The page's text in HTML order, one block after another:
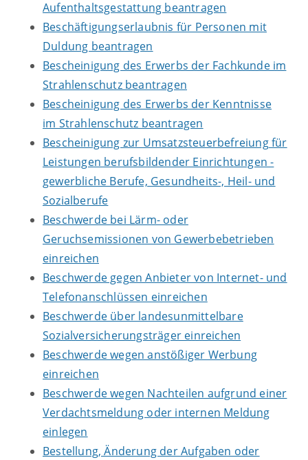
Aufenthaltsgestattung beantragen
Beschäftigungserlaubnis für Personen mit
Duldung beantragen
Bescheinigung des Erwerbs der Fachkunde im
Strahlenschutz beantragen
Bescheinigung des Erwerbs der Kenntnisse
im Strahlenschutz beantragen
Bescheinigung zur Umsatzsteuerbefreiung für
Leistungen berufsbildender Einrichtungen -
gewerbliche Berufe, Gesundheits-, Heil- und
Sozialberufe
Beschwerde bei Lärm- oder
Geruchsemissionen von Gewerbebetrieben
einreichen
Beschwerde gegen Anbieter von Internet- und
Telefonanschlüssen einreichen
Beschwerde über landesunmittelbare
Sozialversicherungsträger einreichen
Beschwerde wegen anstößiger Werbung
einreichen
Beschwerde wegen Nachteilen aufgrund einer
Verdachtsmeldung oder internen Meldung
einlegen
Bestellung, Änderung der Aufgaben oder